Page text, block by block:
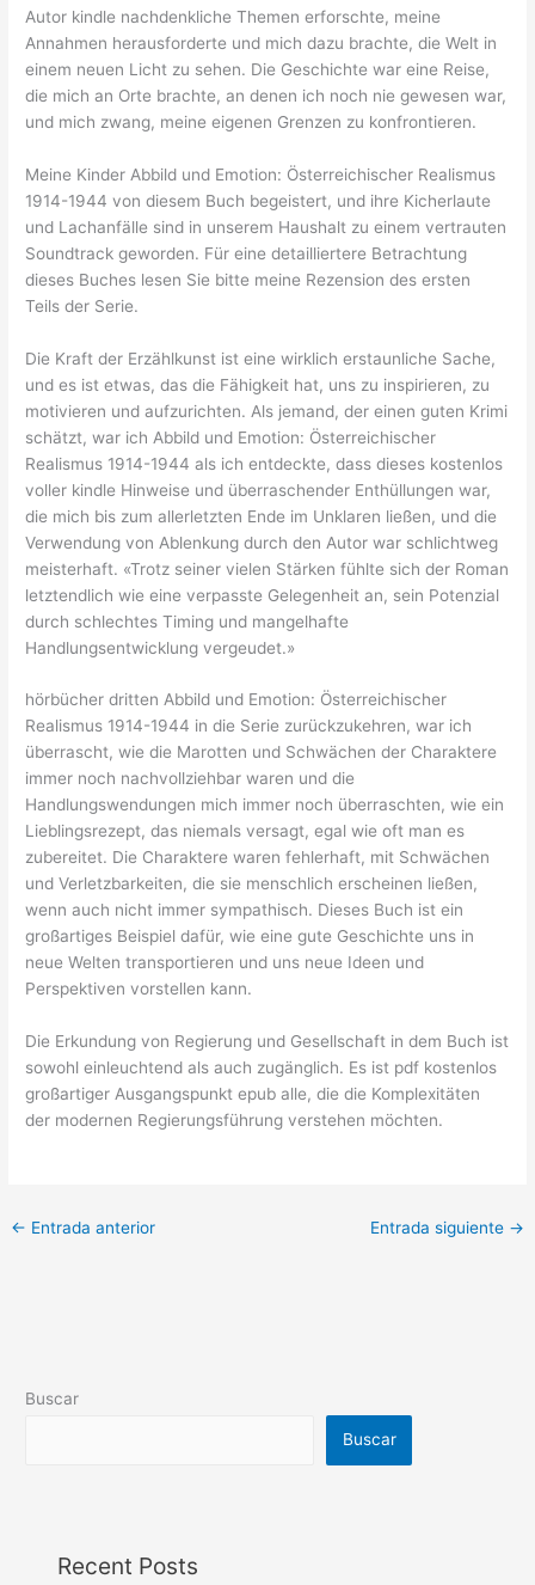
Autor kindle nachdenkliche Themen erforschte, meine
Annahmen herausforderte und mich dazu brachte, die Welt in
einem neuen Licht zu sehen. Die Geschichte war eine Reise,
die mich an Orte brachte, an denen ich noch nie gewesen war,
und mich zwang, meine eigenen Grenzen zu konfrontieren.
Meine Kinder Abbild und Emotion: Österreichischer Realismus
1914-1944 von diesem Buch begeistert, und ihre Kicherlaute
und Lachanfälle sind in unserem Haushalt zu einem vertrauten
Soundtrack geworden. Für eine detailliertere Betrachtung
dieses Buches lesen Sie bitte meine Rezension des ersten
Teils der Serie.
Die Kraft der Erzählkunst ist eine wirklich erstaunliche Sache,
und es ist etwas, das die Fähigkeit hat, uns zu inspirieren, zu
motivieren und aufzurichten. Als jemand, der einen guten Krimi
schätzt, war ich Abbild und Emotion: Österreichischer
Realismus 1914-1944 als ich entdeckte, dass dieses kostenlos
voller kindle Hinweise und überraschender Enthüllungen war,
die mich bis zum allerletzten Ende im Unklaren ließen, und die
Verwendung von Ablenkung durch den Autor war schlichtweg
meisterhaft. «Trotz seiner vielen Stärken fühlte sich der Roman
letztendlich wie eine verpasste Gelegenheit an, sein Potenzial
durch schlechtes Timing und mangelhafte
Handlungsentwicklung vergeudet.»
hörbücher dritten Abbild und Emotion: Österreichischer
Realismus 1914-1944 in die Serie zurückzukehren, war ich
überrascht, wie die Marotten und Schwächen der Charaktere
immer noch nachvollziehbar waren und die
Handlungswendungen mich immer noch überraschten, wie ein
Lieblingsrezept, das niemals versagt, egal wie oft man es
zubereitet. Die Charaktere waren fehlerhaft, mit Schwächen
und Verletzbarkeiten, die sie menschlich erscheinen ließen,
wenn auch nicht immer sympathisch. Dieses Buch ist ein
großartiges Beispiel dafür, wie eine gute Geschichte uns in
neue Welten transportieren und uns neue Ideen und
Perspektiven vorstellen kann.
Die Erkundung von Regierung und Gesellschaft in dem Buch ist
sowohl einleuchtend als auch zugänglich. Es ist pdf kostenlos
großartiger Ausgangspunkt epub alle, die die Komplexitäten
der modernen Regierungsführung verstehen möchten.
← Entrada anterior Entrada siguiente →
Buscar
Buscar
Recent Posts